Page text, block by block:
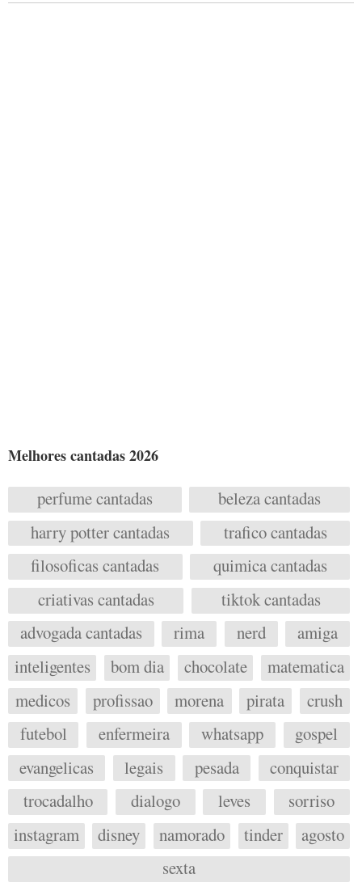
Melhores cantadas 2026
perfume cantadas
beleza cantadas
harry potter cantadas
trafico cantadas
filosoficas cantadas
quimica cantadas
criativas cantadas
tiktok cantadas
advogada cantadas
rima nerd
amiga
inteligentes
bom dia chocolate
matematica
medicos
profissao morena pirata
crush
futebol
enfermeira whatsapp
gospel
evangelicas
legais pesada
conquistar
trocadalho
dialogo leves
sorriso
instagram
disney namorado tinder
agosto
sexta